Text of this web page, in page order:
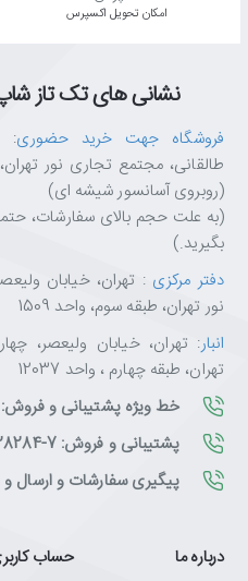
اﻣﮑﺎن ﺗﺤﻮﯾﻞ اﮐﺴﭙﺮس
نشانی های تک تاز
فروشگاه جهت خرید حضوری:
(روبروی آسانسور شیشه ای)
بگیرید.)
دفتر مرکزی : تهران، خیابان
نور تهران، طبقه سوم، واحد 1509
انبار: تهران، خیابان ولیعصر،
تهران، طبقه چهارم ، واحد 12037
خط ویژه پشتیبانی و فروش: 57129-021
پشتیبانی و فروش: 7-88228284-021
پیگیری سفارشات و ارسال و
درباره ما حساب